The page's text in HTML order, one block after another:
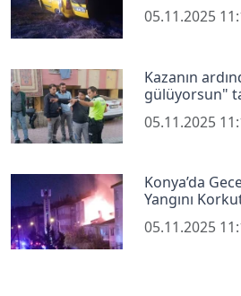
05.11.2025
Kazanın
gülüyorsun"
05.11.2025
Konya’da
Yangını
05.11.2025